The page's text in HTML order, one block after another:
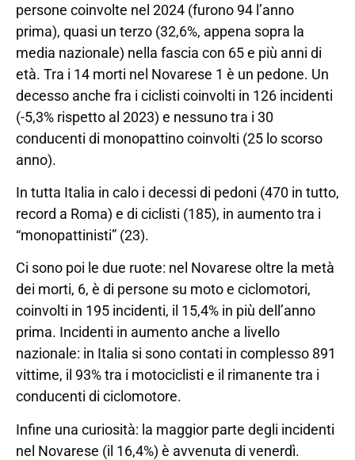
persone coinvolte nel 2024 (furono 94 l’anno
prima), quasi un terzo (32,6%, appena sopra la
media nazionale) nella fascia con 65 e più anni di
età. Tra i 14 morti nel Novarese 1 è un pedone. Un
decesso anche fra i ciclisti coinvolti in 126 incidenti
(-5,3% rispetto al 2023) e nessuno tra i 30
conducenti di monopattino coinvolti (25 lo scorso
anno).
In tutta Italia in calo i decessi di pedoni (470 in tutto,
record a Roma) e di ciclisti (185), in aumento tra i
“monopattinisti” (23).
Ci sono poi le due ruote: nel Novarese oltre la metà
dei morti, 6, è di persone su moto e ciclomotori,
coinvolti in 195 incidenti, il 15,4% in più dell’anno
prima. Incidenti in aumento anche a livello
nazionale: in Italia si sono contati in complesso 891
vittime, il 93% tra i motociclisti e il rimanente tra i
conducenti di ciclomotore.
Infine una curiosità: la maggior parte degli incidenti
nel Novarese (il 16,4%) è avvenuta di venerdì.